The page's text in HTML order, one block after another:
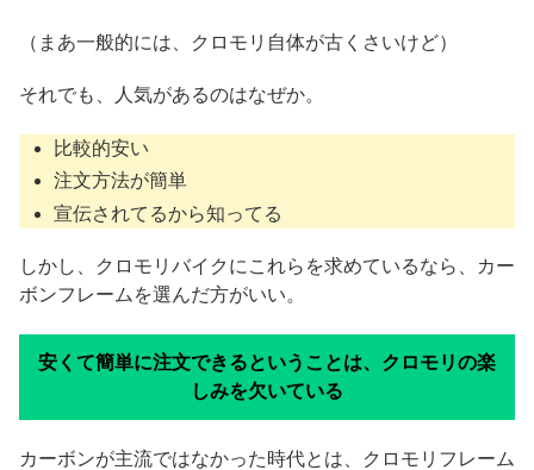
（まあ一般的には、クロモリ自体が古くさいけど）
それでも、人気があるのはなぜか。
比較的安い
注文方法が簡単
宣伝されてるから知ってる
しかし、クロモリバイクにこれらを求めているなら、カー
ボンフレームを選んだ方がいい。
安くて簡単に注文できるということは、クロモリの楽
しみを欠いている
カーボンが主流ではなかった時代とは、クロモリフレーム